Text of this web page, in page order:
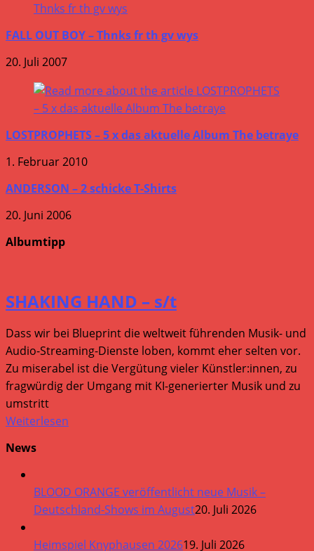
FALL OUT BOY – Thnks fr th gv wys
20. Juli 2007
LOSTPROPHETS – 5 x das aktuelle Album The betraye
1. Februar 2010
ANDERSON – 2 schicke T-Shirts
20. Juni 2006
Albumtipp
SHAKING HAND – s/t
Dass wir bei Blueprint die weltweit führenden Musik- und
Audio-Streaming-Dienste loben, kommt eher selten vor.
Zu miserabel ist die Vergütung vieler Künstler:innen, zu
fragwürdig der Umgang mit KI-generierter Musik und zu
umstritt
Weiterlesen
News
BLOOD ORANGE veröffentlicht neue Musik –
Deutschland-Shows im August20. Juli 2026
Heimspiel Knyphausen 202619. Juli 2026